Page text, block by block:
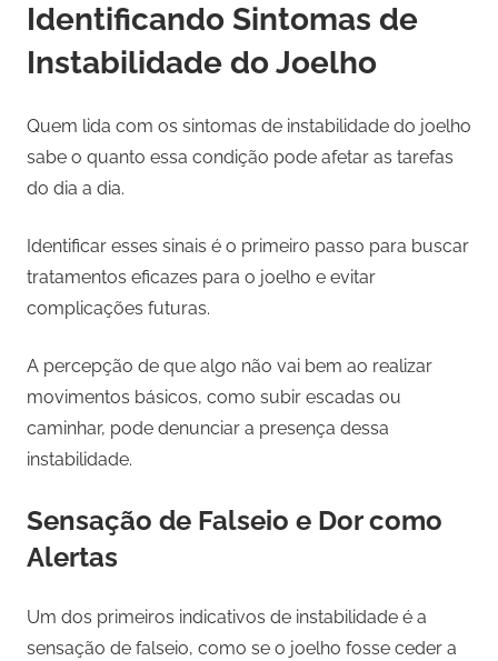
Identificando Sintomas de
Instabilidade do Joelho
Quem lida com os sintomas de instabilidade do joelho
sabe o quanto essa condição pode afetar as tarefas
do dia a dia.
Identificar esses sinais é o primeiro passo para buscar
tratamentos eficazes para o joelho e evitar
complicações futuras.
A percepção de que algo não vai bem ao realizar
movimentos básicos, como subir escadas ou
caminhar, pode denunciar a presença dessa
instabilidade.
Sensação de Falseio e Dor como
Alertas
Um dos primeiros indicativos de instabilidade é a
sensação de falseio, como se o joelho fosse ceder a